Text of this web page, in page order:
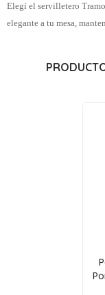
Elegí el servilletero
elegante a tu mesa,